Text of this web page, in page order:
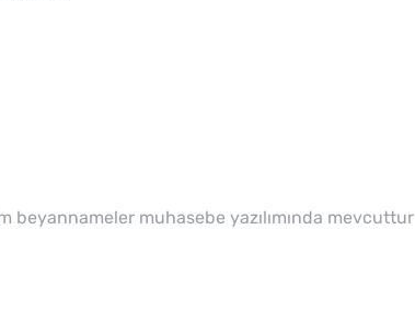
beyannameler muhasebe yazılımında mevcuttur